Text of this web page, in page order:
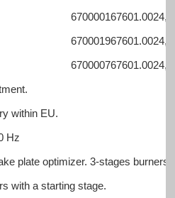
670000167601.00
670001967601.00
670000767601.00
within EU.
Hz
plate optimizer. 3-stages burners
with a starting stage.